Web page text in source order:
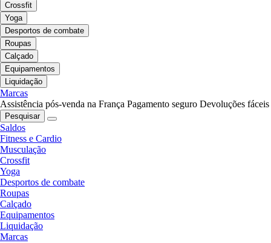
Crossfit
Yoga
Desportos de combate
Roupas
Calçado
Equipamentos
Liquidação
Marcas
Assistência pós-venda na França Pagamento seguro Devoluções fáceis
Pesquisar
Saldos
Fitness e Cardio
Musculação
Crossfit
Yoga
Desportos de combate
Roupas
Calçado
Equipamentos
Liquidação
Marcas